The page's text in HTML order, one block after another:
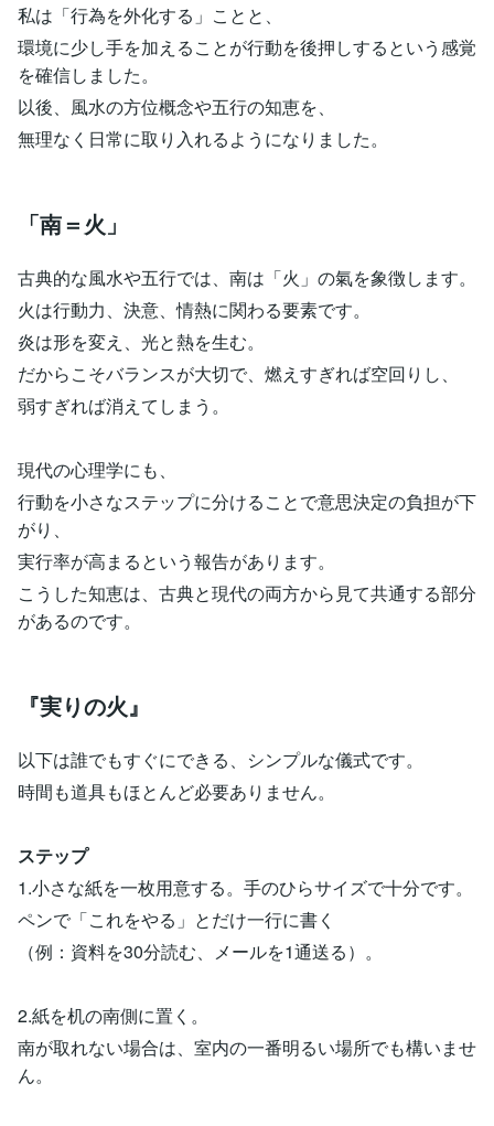
私は「行為を外化する」ことと、
環境に少し手を加えることが行動を後押しするという感覚
を確信しました。
以後、風水の方位概念や五行の知恵を、
無理なく日常に取り入れるようになりました。
「南＝火」
古典的な風水や五行では、南は「火」の氣を象徴します。
火は行動力、決意、情熱に関わる要素です。
炎は形を変え、光と熱を生む。
だからこそバランスが大切で、燃えすぎれば空回りし、
弱すぎれば消えてしまう。
現代の心理学にも、
行動を小さなステップに分けることで意思決定の負担が下
がり、
実行率が高まるという報告があります。
こうした知恵は、古典と現代の両方から見て共通する部分
があるのです。
『実りの火』
以下は誰でもすぐにできる、シンプルな儀式です。
時間も道具もほとんど必要ありません。
ステップ
1.小さな紙を一枚用意する。手のひらサイズで十分です。
ペンで「これをやる」とだけ一行に書く
（例：資料を30分読む、メールを1通送る）。
2.紙を机の南側に置く。
南が取れない場合は、室内の一番明るい場所でも構いませ
ん。